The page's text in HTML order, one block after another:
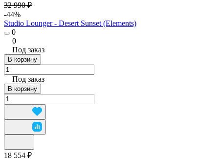
32 990 ₽
-44%
Studio Lounger - Desert Sunset (Elements)
0
0
Под заказ
В корзину
Под заказ
В корзину
18 554 ₽